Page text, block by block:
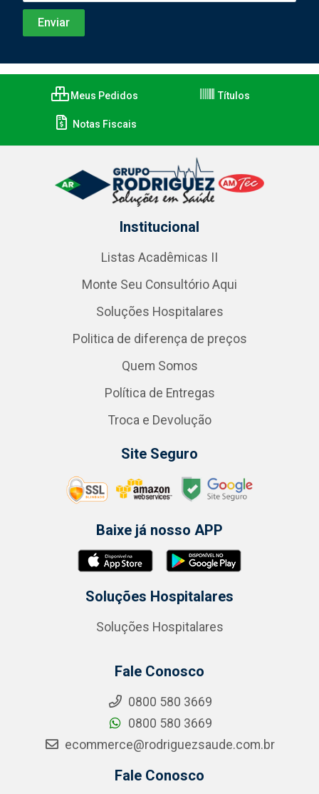
Meus Pedidos Títulos
Notas Fiscais
Institucional
Listas Acadêmicas II
Monte Seu Consultório Aqui
Soluções Hospitalares
Politica de diferença de preços
Quem Somos
Política de Entregas
Troca e Devolução
Site Seguro
Baixe já nosso APP
Soluções Hospitalares
Soluções Hospitalares
Fale Conosco
0800 580 3669
0800 580 3669
ecommerce@rodriguezsaude.com.br
Fale Conosco